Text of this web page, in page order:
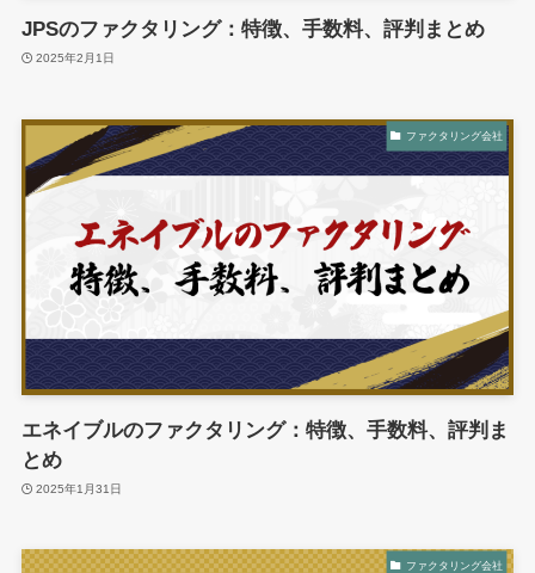
JPSのファクタリング：特徴、手数料、評判まとめ
2025年2月1日
ファクタリング会社
エネイブルのファクタリング：特徴、手数料、評判ま
とめ
2025年1月31日
ファクタリング会社